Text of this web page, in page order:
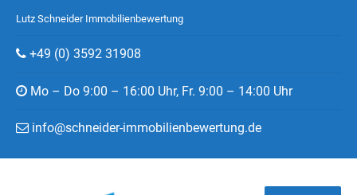
Lutz Schneider Immobilienbewertung
+49 (0) 3592 31908
Mo – Do 9:00 – 16:00 Uhr, Fr. 9:00 – 14:00 Uhr
info@schneider-immobilienbewertung.de